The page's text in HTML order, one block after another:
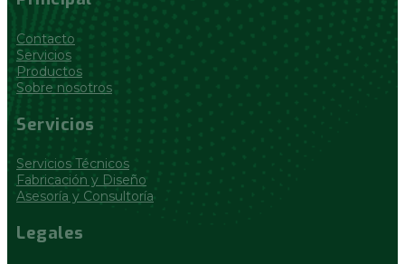
Contacto
Servicios
Productos
Sobre nosotros
Servicios
Servicios Técnicos
Fabricación y Diseño
Asesoría y Consultoría
Legales